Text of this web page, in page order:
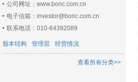
公司网址：www.bonc.com.cn
电子信箱：investor@bonc.com.cn
联系电话：010-64392089
股本结构 管理层 经营情况
查看所有分类>>